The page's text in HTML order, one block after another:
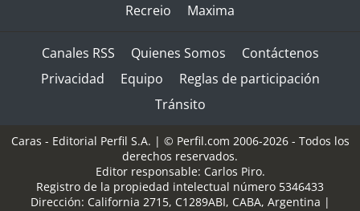
Recreio
Maxima
Canales RSS Quienes Somos
Contáctenos
Privacidad
Equipo
Reglas de participación
Tránsito
Caras - Editorial Perfil S.A. | © Perfil.com 2006-2026 - Todos los
derechos reservados.
Editor responsable: Carlos Piro.
Registro de la propiedad intelectual número 5346433
Dirección: California 2715, C1289ABI, CABA, Argentina |